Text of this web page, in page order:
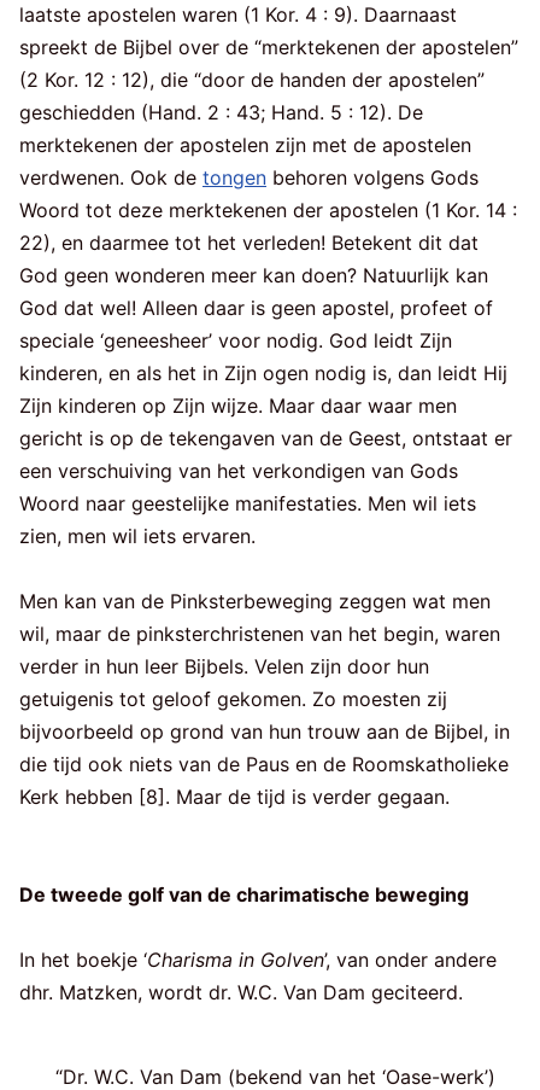
laatste apostelen waren (1 Kor. 4 : 9). Daarnaast
spreekt de Bijbel over de “merktekenen der apostelen”
(2 Kor. 12 : 12), die “door de handen der apostelen”
geschiedden (Hand. 2 : 43; Hand. 5 : 12). De
merktekenen der apostelen zijn met de apostelen
verdwenen. Ook de tongen behoren volgens Gods
Woord tot deze merktekenen der apostelen (1 Kor. 14 :
22), en daarmee tot het verleden! Betekent dit dat
God geen wonderen meer kan doen? Natuurlijk kan
God dat wel! Alleen daar is geen apostel, profeet of
speciale ‘geneesheer’ voor nodig. God leidt Zijn
kinderen, en als het in Zijn ogen nodig is, dan leidt Hij
Zijn kinderen op Zijn wijze. Maar daar waar men
gericht is op de tekengaven van de Geest, ontstaat er
een verschuiving van het verkondigen van Gods
Woord naar geestelijke manifestaties. Men wil iets
zien, men wil iets ervaren.
Men kan van de Pinksterbeweging zeggen wat men
wil, maar de pinksterchristenen van het begin, waren
verder in hun leer Bijbels. Velen zijn door hun
getuigenis tot geloof gekomen. Zo moesten zij
bijvoorbeeld op grond van hun trouw aan de Bijbel, in
die tijd ook niets van de Paus en de Roomskatholieke
Kerk hebben [8]. Maar de tijd is verder gegaan.
De tweede golf van de charimatische beweging
In het boekje ‘Charisma in Golven’, van onder andere
dhr. Matzken, wordt dr. W.C. Van Dam geciteerd.
“Dr. W.C. Van Dam (bekend van het ‘Oase-werk’)